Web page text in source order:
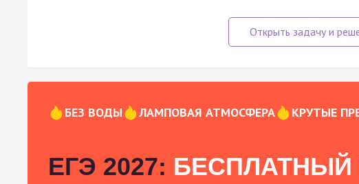
БЕЗ ВОДЫ ЛАМПОВАЯ АТМОСФЕРА КРУТЫЕ
ЕГЭ 2027: БЕСПЛАТНЫЙ